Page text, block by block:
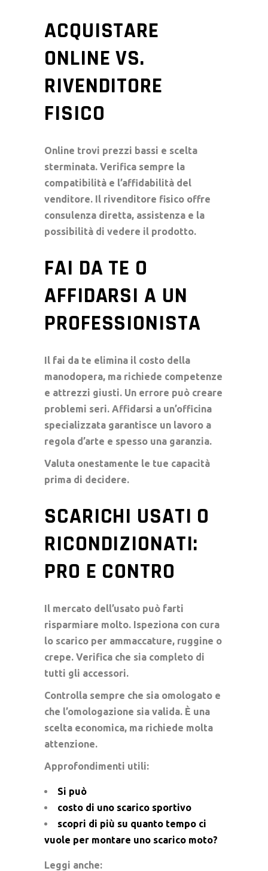
ACQUISTARE
ONLINE VS.
RIVENDITORE
FISICO
Online trovi prezzi bassi e scelta
sterminata. Verifica sempre la
compatibilità e l’affidabilità del
venditore. Il rivenditore fisico offre
consulenza diretta, assistenza e la
possibilità di vedere il prodotto.
FAI DA TE O
AFFIDARSI A UN
PROFESSIONISTA
Il fai da te elimina il costo della
manodopera, ma richiede competenze
e attrezzi giusti. Un errore può creare
problemi seri. Affidarsi a un’officina
specializzata garantisce un lavoro a
regola d’arte e spesso una garanzia.
Valuta onestamente le tue capacità
prima di decidere.
SCARICHI USATI O
RICONDIZIONATI:
PRO E CONTRO
Il mercato dell’usato può farti
risparmiare molto. Ispeziona con cura
lo scarico per ammaccature, ruggine o
crepe. Verifica che sia completo di
tutti gli accessori.
Controlla sempre che sia omologato e
che l’omologazione sia valida. È una
scelta economica, ma richiede molta
attenzione.
Approfondimenti utili:
Si può
costo di uno scarico sportivo
scopri di più su quanto tempo ci
vuole per montare uno scarico moto?
Leggi anche: